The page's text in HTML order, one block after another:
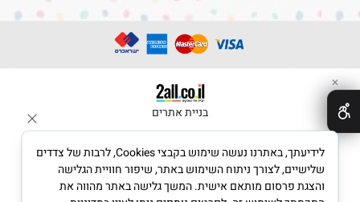
בניית אתרים
✕
לידיעתך, באתרנו נעשה שימוש בקבצי Cookies, לרבות של צדדים
שלישיים, לצורך ניתוח השימוש באתר, שיפור חוויית הגלישה
והצגת פרסום מותאם אישית. המשך גלישה באתר מהווה את